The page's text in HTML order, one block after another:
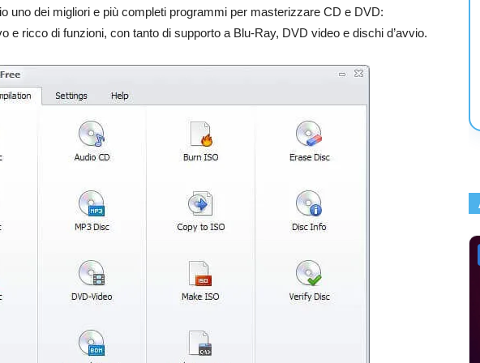
uno dei migliori e più completi programmi per masterizzare CD e DVD:
e ricco di funzioni, con tanto di supporto a Blu-Ray, DVD video e dischi d’avvio.